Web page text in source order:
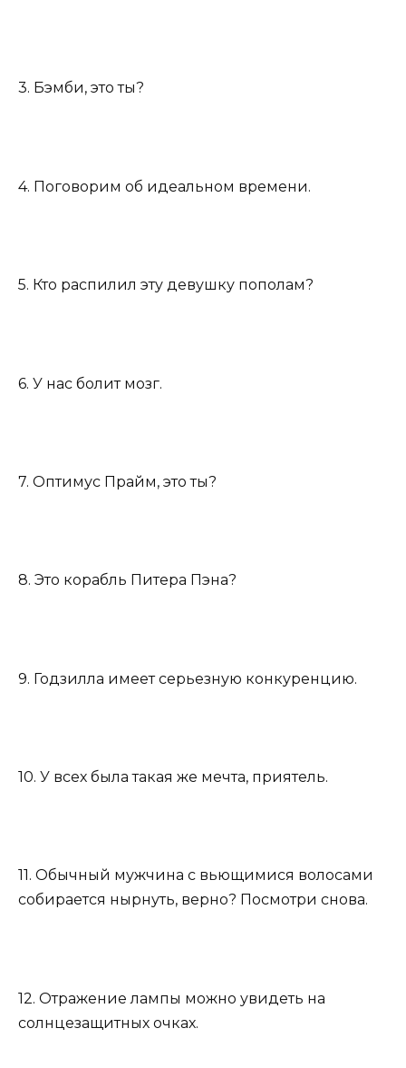
3. Бэмби, это ты?
4. Поговорим об идеальном времени.
5. Кто распилил эту девушку пополам?
6. У нас болит мозг.
7. Оптимус Прайм, это ты?
8. Это корабль Питера Пэна?
9. Годзилла имеет серьезную конкуренцию.
10. У всех была такая же мечта, приятель.
11. Обычный мужчина с вьющимися волосами
собирается нырнуть, верно? Посмотри снова.
12. Отражение лампы можно увидеть на
солнцезащитных очках.